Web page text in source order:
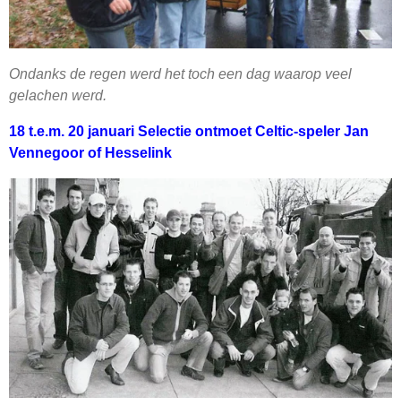
Ondanks de regen werd het toch een dag waarop veel
gelachen werd.
18 t.e.m. 20 januari Selectie ontmoet Celtic-speler Jan
Vennegoor of Hesselink